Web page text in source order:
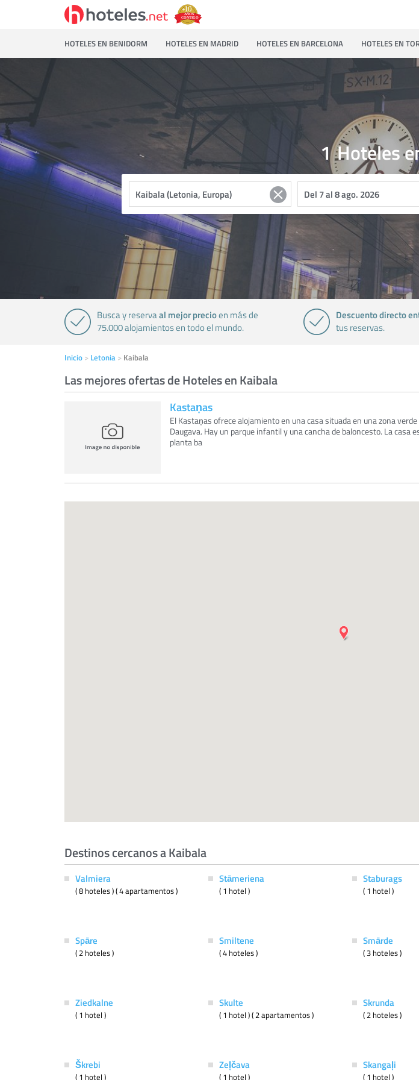
HOTELES EN BENIDORM HOTELES EN MADRID HOTELES EN BARCELONA HOTELES EN
Hoteles
1
Busca y reservaal mejor precioen más de
75.000 alojamientos en todo el mundo.
Descuento directo
tus reservas.
Inicio Letonia Kaibala
Las mejores ofertas de Hoteles en Kaibala
Kastaņas
El Kastaņas ofrece alojamiento en una casa situada en una zona
Daugava. Hay un parque infantil y una cancha de baloncesto. La casa
planta ba
Destinos cercanos a Kaibala
Valmiera
( 8 hoteles ) ( 4 apartamentos )
Stāmeriena
( 1 hotel )
Staburags
( 1 hotel )
Spāre
( 2 hoteles )
Smiltene
( 4 hoteles )
Smārde
( 3 hoteles )
Ziedkalne
( 1 hotel )
Skulte
( 1 hotel ) ( 2 apartamentos )
Skrunda
( 2 hoteles )
Škrebi
( 1 hotel )
Zeļčava
( 1 hotel )
Skangaļi
( 1 hotel )